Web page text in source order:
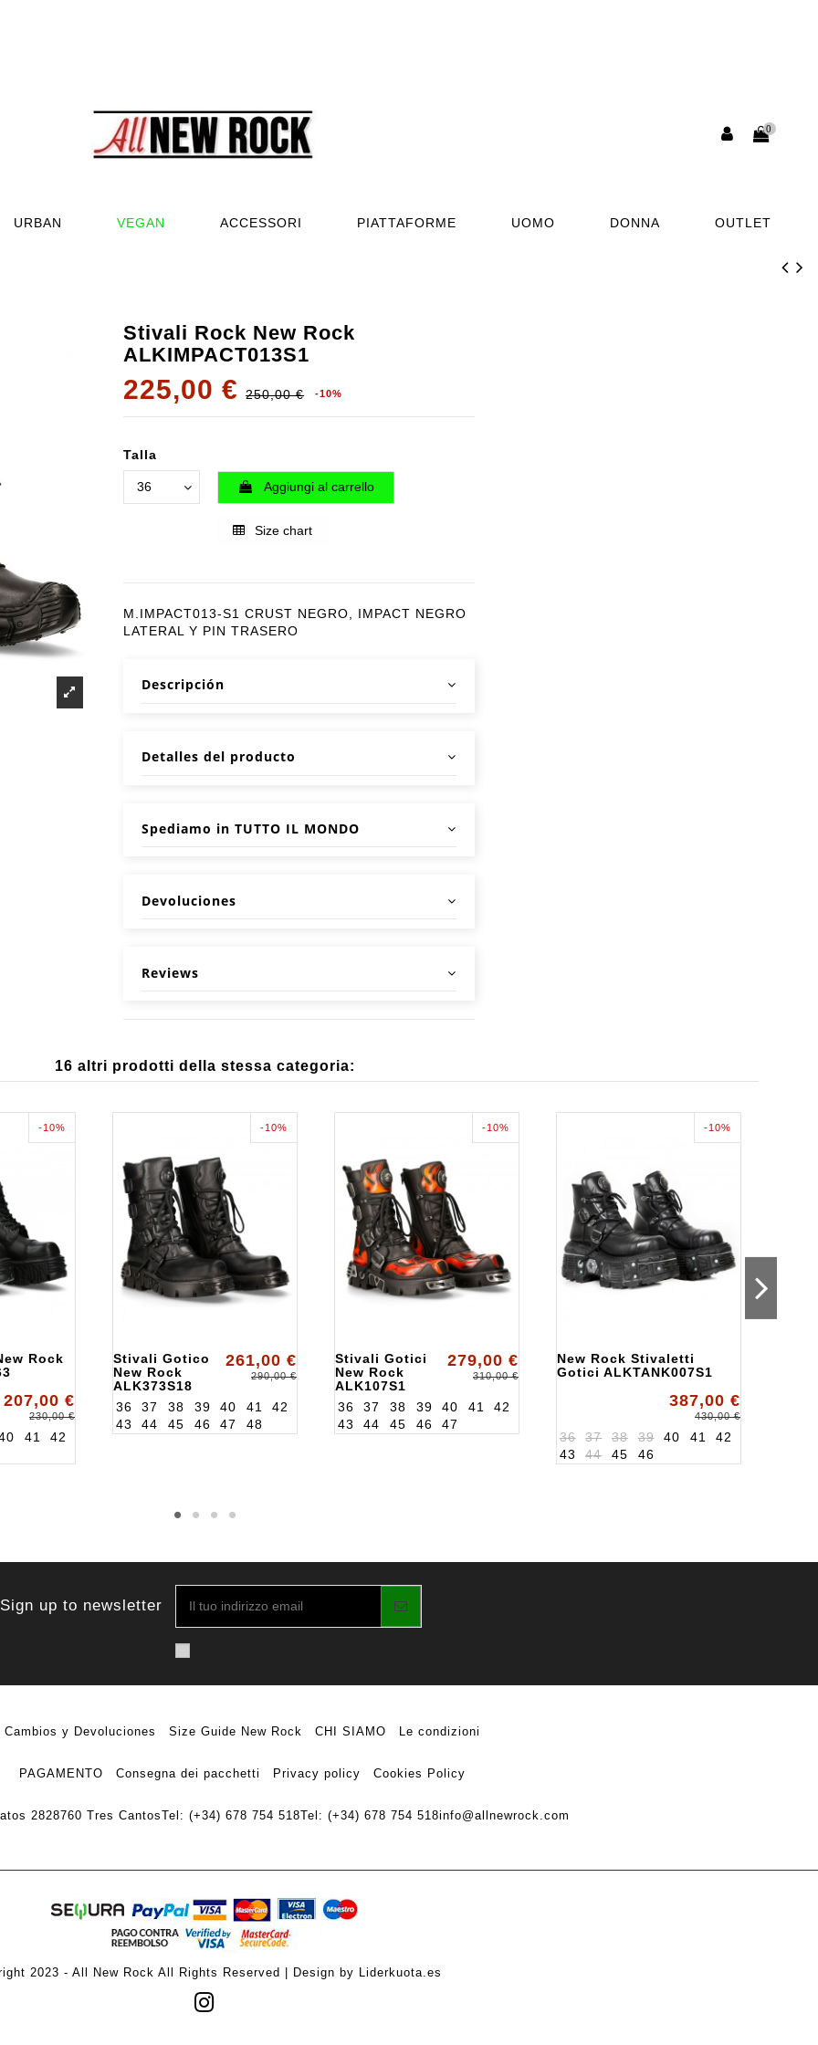
0
URBAN VEGAN ACCESSORI PIATTAFORME UOMO DONNA OUTLET
Stivali Rock New Rock
ALKIMPACT013S1
225,00 € 250,00 € -10%
Talla
Aggiungi al carrello
Size chart
M.IMPACT013-S1 CRUST NEGRO, IMPACT NEGRO
LATERAL Y PIN TRASERO
Descripción
Detalles del producto
Spediamo in TUTTO IL MONDO
Devoluciones
Reviews
16 altri prodotti della stessa categoria:
-10%
Rock
207,00 €
230,00 €
41 42
-10%
Stivali Gotico
New Rock
ALK373S18
261,00 €
290,00 €
36 37 38 39 40 41
42
43
44 45 46 47 48
-10%
Stivali Gotici
New Rock
ALK107S1
279,00 €
310,00 €
36 37 38 39 40 41
42
43
44 45 46 47
-10%
New Rock Stivaletti
Gotici ALKTANK007S1
387,00 €
430,00 €
36 37 38 39 40 41
42
43
44 45 46
Sign up to newsletter
Cambios y Devoluciones Size Guide New Rock CHI SIAMO Le condizioni
PAGAMENTO Consegna dei pacchetti Privacy policy Cookies Policy
2828760 Tres CantosTel: (+34) 678 754 518Tel: (+34) 678 754 518info@allnewrock.com
2023 - All New Rock All Rights Reserved | Design by Liderkuota.es